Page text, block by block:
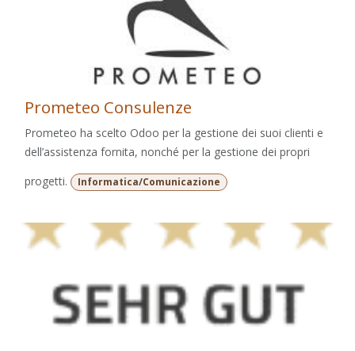
Prometeo Consulenze
Prometeo ha scelto Odoo per la gestione dei suoi clienti e
dell’assistenza fornita, nonché per la gestione dei propri
progetti.
Informatica/Comunicazione